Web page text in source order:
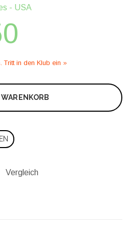
- USA
Tritt in den Klub ein »
WARENKORB
Vergleich